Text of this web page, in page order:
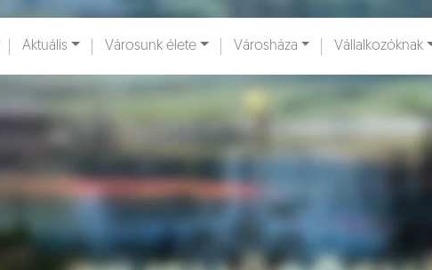
Aktuális Városunk élete Városháza Vállalkozóknak
Események [] Dokumentumok [